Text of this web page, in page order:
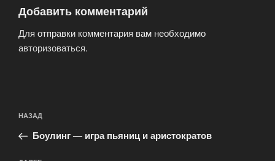
Добавить комментарий
Для отправки комментария вам необходимо
авторизоваться.
по
записям
Предыдущая
запись:
НАЗАД
Боулинг — игра пьяниц и аристократов